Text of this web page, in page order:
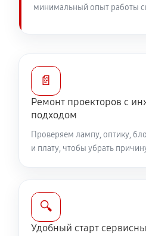
минимальный опыт работы
📄
Ремонт проекторов с
подходом
Проверяем лампу, оптику,
и плату, чтобы убрать
🔍
Удобный старт